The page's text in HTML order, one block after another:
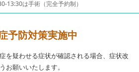
13:30は手術（完全予約制）
予防対策実施中
を疑わせる症状が確認される場合、症状改
お願いいたします。